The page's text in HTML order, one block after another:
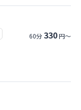
60分330円～